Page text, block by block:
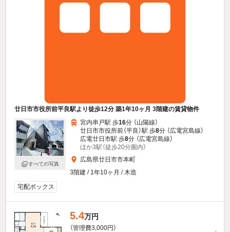
廿日市市役所前平良駅より徒歩12分 築1年10ヶ月 3階建の賃貸物件
すべての写真
宮内串戸駅 歩16分 （山陽線）
廿日市市役所前（平良）駅 歩8分 （広電宮島線）
広電廿日市駅 歩8分 （広電宮島線）
ほか3駅（徒歩20分圏内）
広島県廿日市市本町
3階建 / 1年10ヶ月 / 木造
宅配ボックス
5.4万円
（管理費3,000円）